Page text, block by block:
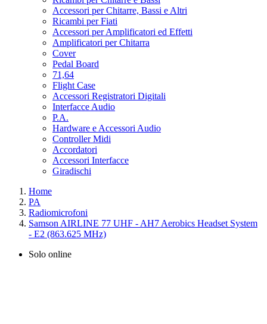
Accessori per Chitarre, Bassi e Altri
Ricambi per Fiati
Accessori per Amplificatori ed Effetti
Amplificatori per Chitarra
Cover
Pedal Board
71,64
Flight Case
Accessori Registratori Digitali
Interfacce Audio
P.A.
Hardware e Accessori Audio
Controller Midi
Accordatori
Accessori Interfacce
Giradischi
Home
PA
Radiomicrofoni
Samson AIRLINE 77 UHF - AH7 Aerobics Headset System
- E2 (863.625 MHz)
Solo online